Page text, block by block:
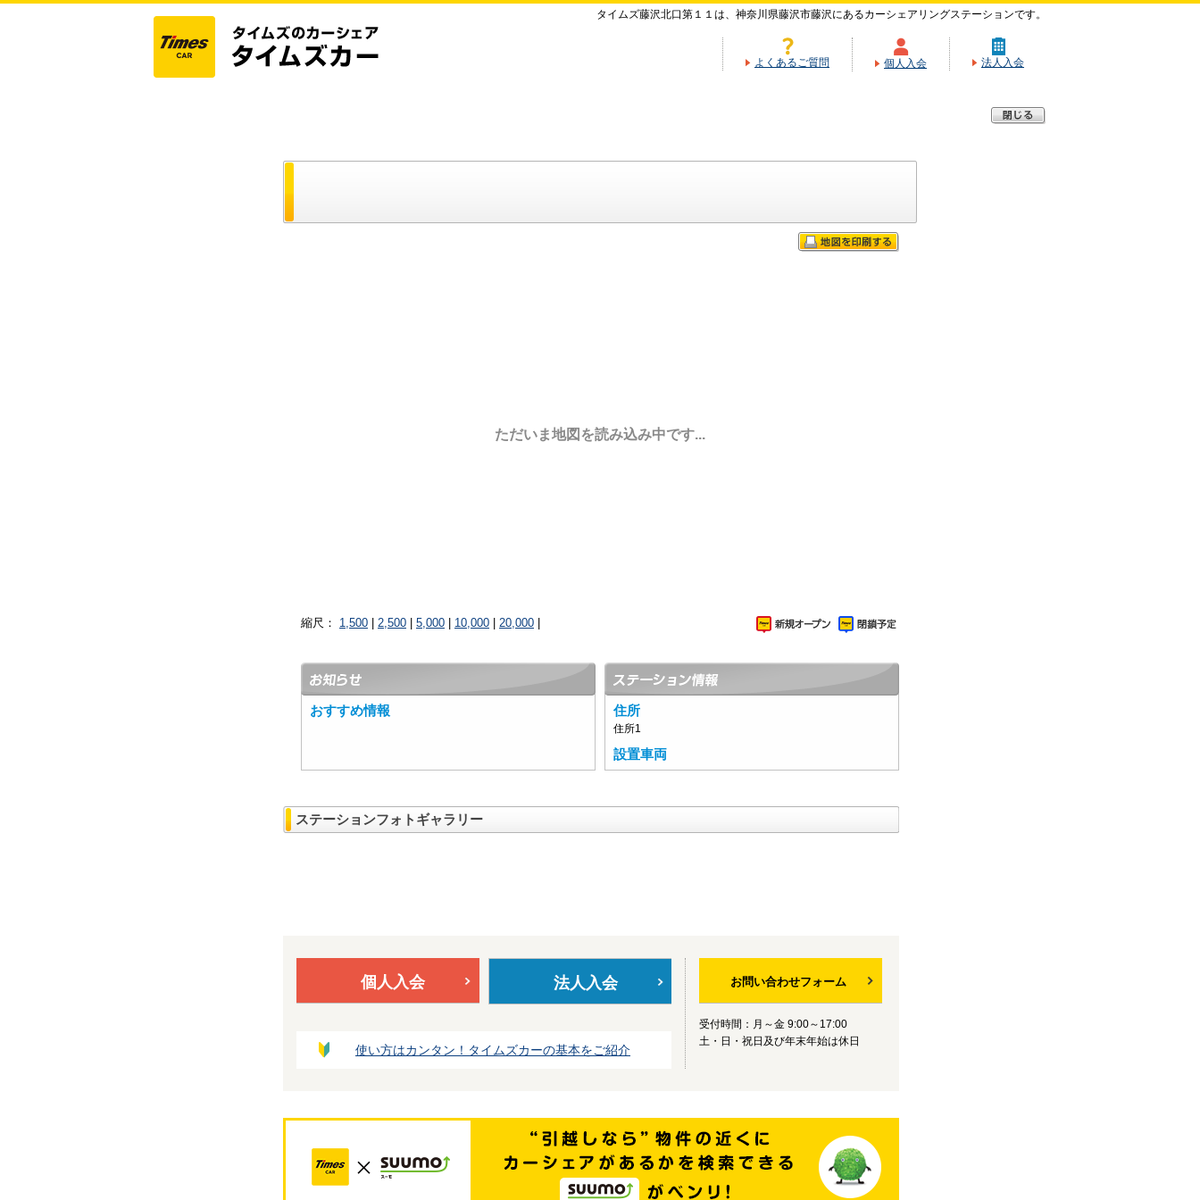
タイムズ藤沢北口第１１は、神奈川県藤沢市藤沢にあるカーシェアリングステーションです。
よくあるご質問 個人入会 法人入会
ただいま地図を読み込み中です...
縮尺： 1,500 2,500 5,000 10,000 20,000
おすすめ情報 住所
住所1
設置車両
ステーションフォトギャラリー
個人入会 法人入会
使い方はカンタン！タイムズカーの基本をご紹介
お問い合わせフォーム
受付時間：月～金 9:00～17:00
土・日・祝日及び年末年始は休日